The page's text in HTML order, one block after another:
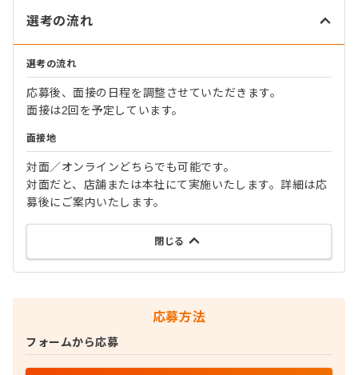
選考の流れ
選考の流れ
応募後、面接の日程を調整させていただきます。
面接は2回を予定しています。
面接地
対面／オンラインどちらでも可能です。
対面だと、店舗または本社にて実施いたします。詳細は応
募後にご案内いたします。
閉じる
応募方法
フォームから応募